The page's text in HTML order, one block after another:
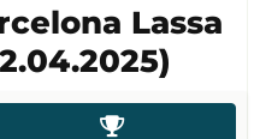
Lassa